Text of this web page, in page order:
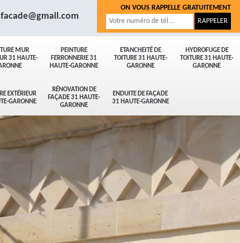
MUR
31 HAUTE-
PEINTURE
FERRONNERIE 31
HAUTE-GARONNE
ETANCHEITÉ DE
TOITURE 31 HAUTE-
GARONNE
HYDROFUGE DE
TOITURE 31 HAUTE-
GARONNE
EXTÉRIEUR
GARONNE
RÉNOVATION DE
FAÇADE 31 HAUTE-
GARONNE
ENDUITE DE FAÇADE
31 HAUTE-GARONNE
ON VOUS RAPPELLE GRATUITEMENT